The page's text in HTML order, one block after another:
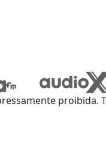
proibida.